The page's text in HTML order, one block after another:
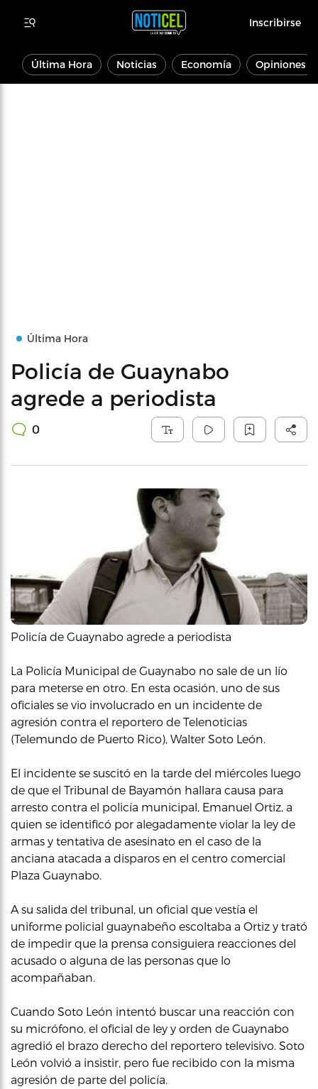
Inscribirse
Última Hora Noticias Economía Opiniones
Última Hora
Policía de Guaynabo
agrede a periodista
0
Policía de Guaynabo agrede a periodista
La Policía Municipal de Guaynabo no sale de un lío
para meterse en otro. En esta ocasión, uno de sus
oficiales se vio involucrado en un incidente de
agresión contra el reportero de Telenoticias
(Telemundo de Puerto Rico), Walter Soto León.
El incidente se suscitó en la tarde del miércoles luego
de que el Tribunal de Bayamón hallara causa para
arresto contra el policía municipal, Emanuel Ortiz, a
quien se identificó por alegadamente violar la ley de
armas y tentativa de asesinato en el caso de la
anciana atacada a disparos en el centro comercial
Plaza Guaynabo.
A su salida del tribunal, un oficial que vestía el
uniforme policial guaynabeño escoltaba a Ortiz y trató
de impedir que la prensa consiguiera reacciones del
acusado o alguna de las personas que lo
acompañaban.
Cuando Soto León intentó buscar una reacción con
su micrófono, el oficial de ley y orden de Guaynabo
agredió el brazo derecho del reportero televisivo. Soto
León volvió a insistir, pero fue recibido con la misma
agresión de parte del policía.